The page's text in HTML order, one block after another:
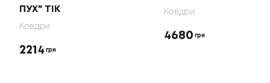
ПУХ" ТІК
Ковдри
2214 грн
Ковдри
4680 грн